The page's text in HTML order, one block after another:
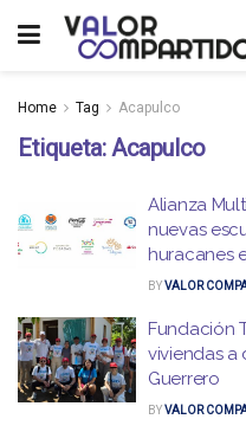
Home Tag Acapulco
Etiqueta:Acapulco
Alianza
nuevas
huracanes
BYVALOR
Fundación
viviendas a
Guerrero
BYVALOR